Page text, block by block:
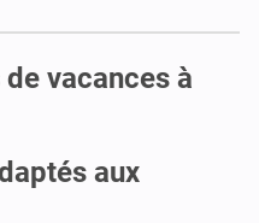
vacances à
aux